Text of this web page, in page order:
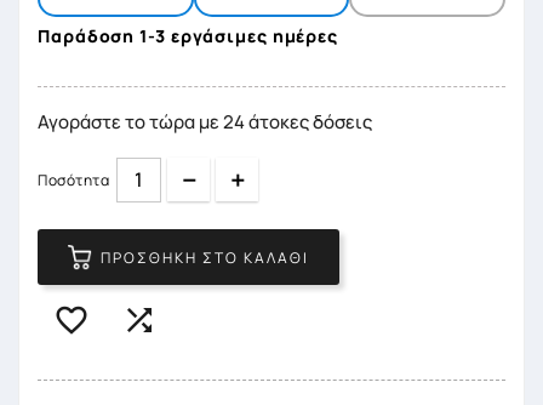
Παράδοση 1-3 εργάσιμες ημέρες
Αγοράστε το τώρα με 24 άτοκες δόσεις
Ποσότητα Quantity
ΠΡΟΣΘΉΚΗ ΣΤΟ ΚΑΛΆΘΙ
 